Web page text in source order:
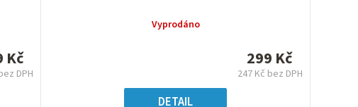
Kč
DPH
produktu
hvězdiček.
Vyprodáno
299 Kč
247 Kč bez DPH
DETAIL